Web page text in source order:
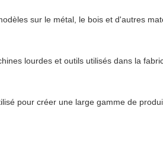
sur le métal, le bois et d'autres
lourdes et outils utilisés dans la
pour créer une large gamme de